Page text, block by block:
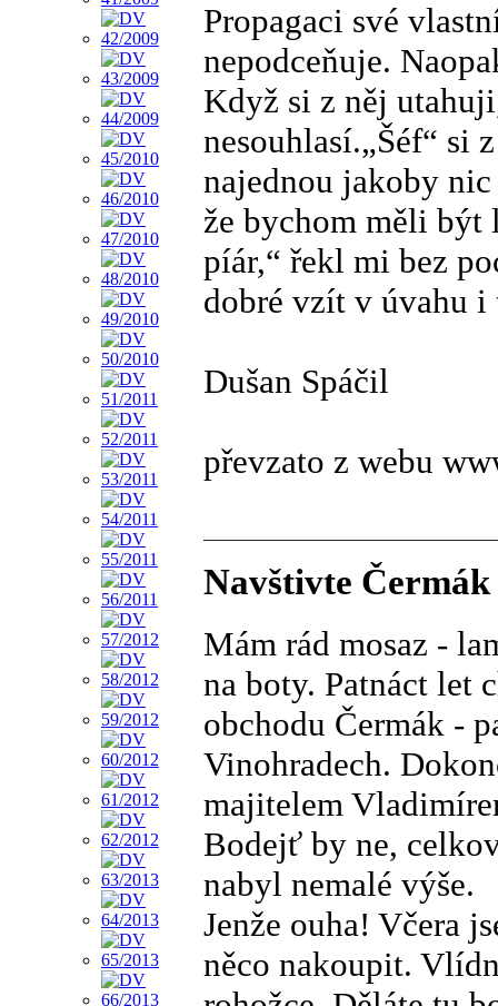
Propagaci své
nepodceňuje.
Když si z něj
nesouhlasí.„Šéf“ si
najednou jakoby
že bychom měli být
píár,“ řekl mi bez
dobré vzít v úvahu
Dušan Spáčil
převzato z webu
Navštivte Čermák
Mám rád mosaz -
na boty. Patnáct let
obchodu Čermák -
Vinohradech.
majitelem
Bodejť by ne,
nabyl nemalé výše.
Jenže ouha! Včera
něco nakoupit.